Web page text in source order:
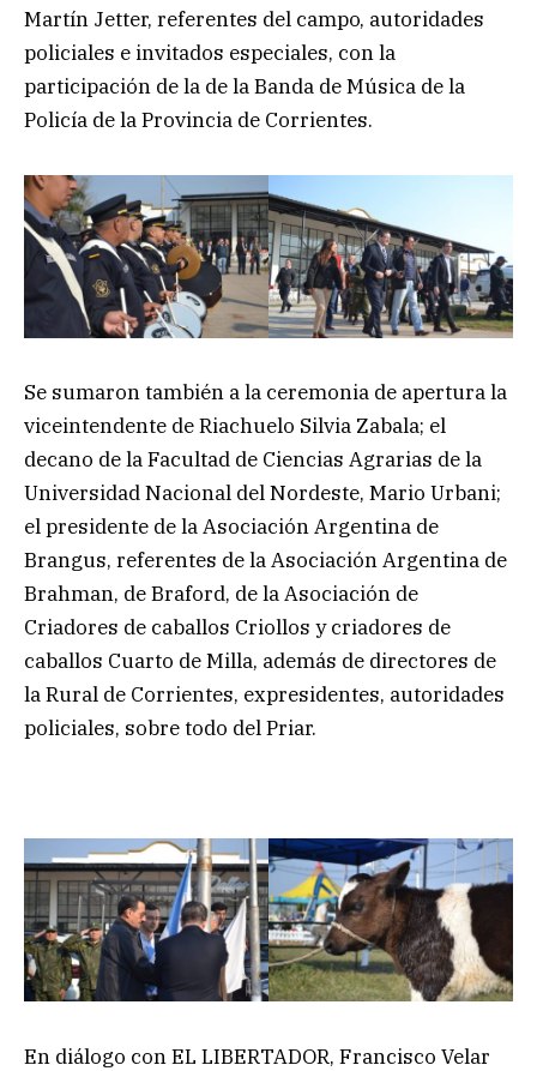
Martín Jetter, referentes del campo, autoridades
policiales e invitados especiales, con la
participación de la de la Banda de Música de la
Policía de la Provincia de Corrientes.
Se sumaron también a la ceremonia de apertura la
viceintendente de Riachuelo Silvia Zabala; el
decano de la Facultad de Ciencias Agrarias de la
Universidad Nacional del Nordeste, Mario Urbani;
el presidente de la Asociación Argentina de
Brangus, referentes de la Asociación Argentina de
Brahman, de Braford, de la Asociación de
Criadores de caballos Criollos y criadores de
caballos Cuarto de Milla, además de directores de
la Rural de Corrientes, expresidentes, autoridades
policiales, sobre todo del Priar.
En diálogo con EL LIBERTADOR, Francisco Velar